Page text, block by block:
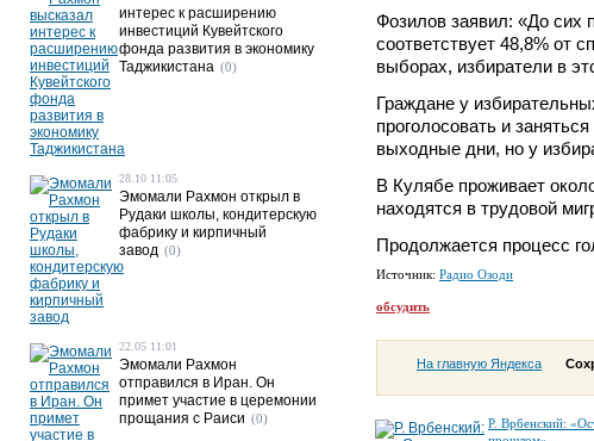
Фозилов заявил: «До сих
соответствует 48,8% от
выборах, избиратели в
Граждане у
проголосовать и
выходные дни, но у
В Кулябе проживает
находятся в трудовой
Продолжается процесс
Источник: Радио Озоди
обсудить
На главную Яндекса
Р. Врбенский:
интерес к расширению
инвестиций Кувейтского
фонда развития в экономику
Таджикистана (0)
28.10 11:05
Эмомали Рахмон открыл в
Рудаки школы, кондитерскую
фабрику и кирпичный
завод (0)
22.05 11:01
Эмомали Рахмон
отправился в Иран. Он
примет участие в церемонии
прощания с Раиси (0)